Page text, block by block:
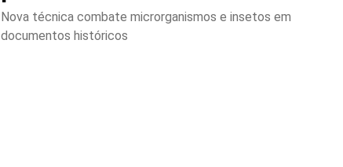
Nova técnica combate microrganismos e insetos em
documentos históricos